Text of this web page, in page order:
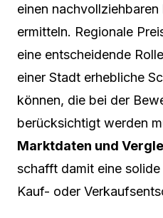
einen nachvollziehbaren
ermitteln. Regionale
eine entscheidende
einer Stadt erhebliche
können, die bei der
berücksichtigt werden
Marktdaten und
schafft damit eine
Kauf- oder